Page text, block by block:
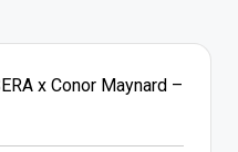
x Conor Maynard –